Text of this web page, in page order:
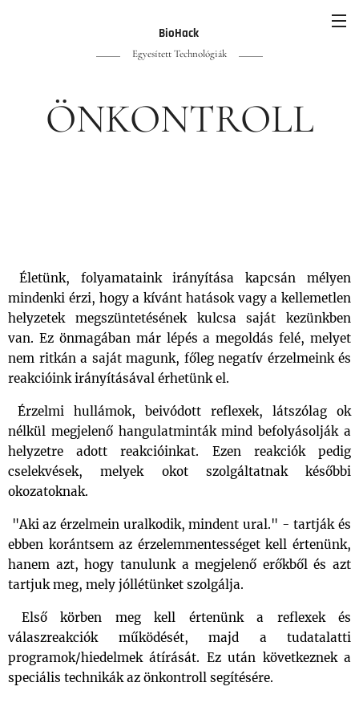
BioHack
Egyesített Technológiák
ÖNKONTROLL
Életünk, folyamataink irányítása kapcsán mélyen
mindenki érzi, hogy a kívánt hatások vagy a kellemetlen
helyzetek megszüntetésének kulcsa saját kezünkben
van. Ez önmagában már lépés a megoldás felé, melyet
nem ritkán a saját magunk, főleg negatív érzelmeink és
reakcióink irányításával érhetünk el.
Érzelmi hullámok, beivódott reflexek, látszólag ok
nélkül megjelenő hangulatminták mind befolyásolják a
helyzetre adott reakcióinkat. Ezen reakciók pedig
cselekvések, melyek okot szolgáltatnak későbbi
okozatoknak.
"Aki az érzelmein uralkodik, mindent ural." - tartják és
ebben korántsem az érzelemmentességet kell értenünk,
hanem azt, hogy tanulunk a megjelenő erőkből és azt
tartjuk meg, mely jóllétünket szolgálja.
Első körben meg kell értenünk a reflexek és
válaszreakciók működését, majd a tudatalatti
programok/hiedelmek átírását. Ez után következnek a
speciális technikák az önkontroll segítésére.